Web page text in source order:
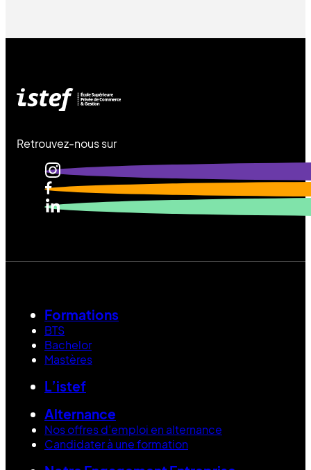
Retrouvez-nous sur
Formations
BTS
Bachelor
Mastères
L’istef
Alternance
Nos offres d’emploi en alternance
Candidater à une formation